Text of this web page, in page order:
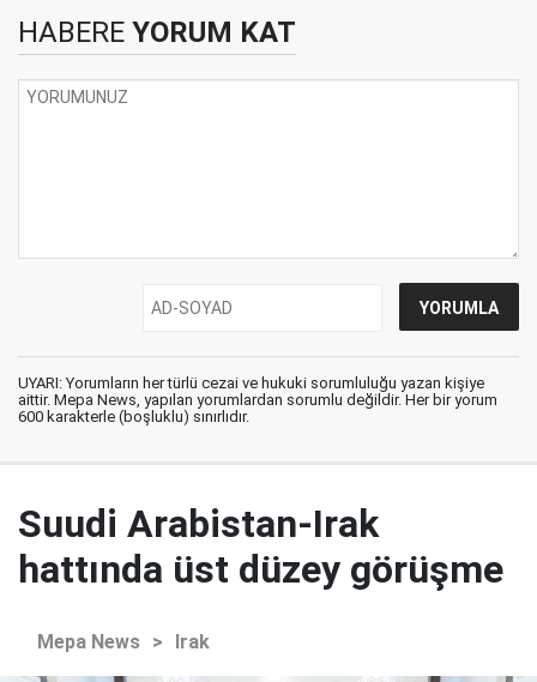
HABERE YORUM KAT
UYARI: Yorumların her türlü cezai ve hukuki sorumluluğu yazan kişiye
aittir. Mepa News, yapılan yorumlardan sorumlu değildir. Her bir yorum
600 karakterle (boşluklu) sınırlıdır.
Suudi Arabistan-Irak
hattında üst düzey görüşme
Mepa News > Irak